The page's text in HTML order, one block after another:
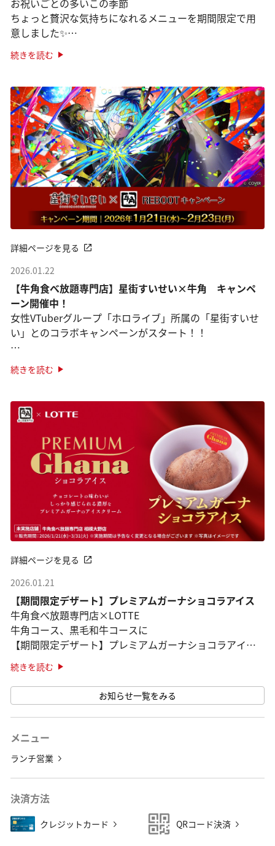
ちょっと贅沢な気持ちになれるメニューを期間限定で用
意しました✨
焼肉の定番、石焼ビビン ···
続きを読む
詳細ページを見る
2026.01.22
【牛角食べ放題専門店】星街すいせい×牛角 キャンペ
ーン開催中！
女性VTuberグループ「ホロライブ」所属の「星街すいせ
い」とのコラボキャンペーンがスタート！！
オリジナルピックがついた限定メニューが登場！
「星街すいせいセレクト盛り」
続きを読む
詳細ページを見る
2026.01.21
【期間限定デザート】プレミアムガーナショコラアイス
牛角食べ放題専門店×LOTTE
牛角コース、黒毛和牛コースに
【期間限定デザート】プレミアムガーナショコラアイス
登場！
※2026年3月31日までの期間限定販売
※牛角食べ放題専門店相模大野店では販 ···
続きを読む
お知らせ一覧をみる
メニュー
ランチ営業
決済方法
クレジットカード QRコード決済